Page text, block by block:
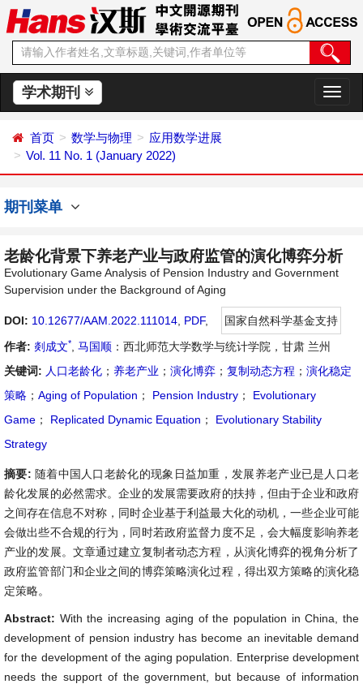
学术期刊
切
换
首页 数学与物理
应用数学进展
Vol. 11 No. 1 (January 2022)
期刊菜单
老龄化背景下养老产业与政府监管的演化博弈分析
Evolutionary Game Analysis of Pension Industry and Government
Supervision under the Background of Aging
DOI: 10.12677/AAM.2022.111014 PDF,
国家自然科学基金支持
作者: 剡成文* 马国顺 ：西北师范大学数学与统计学院，甘肃 兰州
关键词: 人口老龄化 ； 养老产业 ； 演化博弈 ； 复制动态方程 ； 演化稳定
策略 ； Aging of Population ； Pension Industry ；
Evolutionary
Game ； Replicated Dynamic Equation ；
Evolutionary Stability
Strategy
摘要: 随着中国人口老龄化的现象日益加重，发展养老产业已是人口老
龄化发展的必然需求。企业的发展需要政府的扶持，但由于企业和政府
之间存在信息不对称，同时企业基于利益最大化的动机，一些企业可能
会做出些不合规的行为，同时若政府监督力度不足，会大幅度影响养老
产业的发展。文章通过建立复制者动态方程，从演化博弈的视角分析了
政府监管部门和企业之间的博弈策略演化过程，得出双方策略的演化稳
定策略。
Abstract: With the increasing aging of the population in China, the
development of pension industry has become an inevitable demand
for the development of the aging population. Enterprise development
needs the support of the government, but because of information